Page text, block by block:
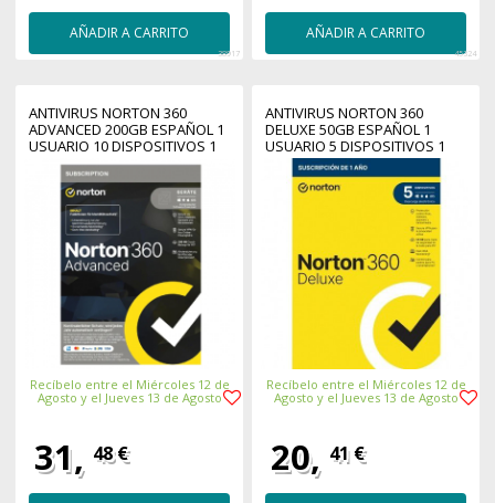
AÑADIR A CARRITO
38917
AÑADIR A CARRITO
45324
ANTIVIRUS NORTON 360
ADVANCED 200GB ESPAÑOL 1
USUARIO 10 DISPOSITIVOS 1
AÑO ESD ELECTRONICA
Recíbelo entre el Miércoles 12 de
Agosto y el Jueves 13 de Agosto
31, 48 €
ANTIVIRUS NORTON 360
DELUXE 50GB ESPAÑOL 1
USUARIO 5 DISPOSITIVOS 1
AÑO CAJA GENERIC RSP MM
GUM
Recíbelo entre el Miércoles 12 de
Agosto y el Jueves 13 de Agosto
20, 41 €